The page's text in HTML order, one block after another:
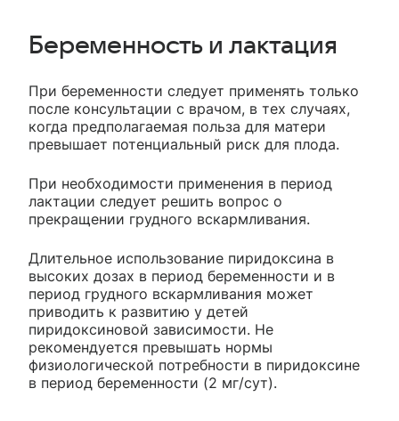
Беременность и лактация
При беременности следует применять только
после консультации с врачом, в тех случаях,
когда предполагаемая польза для матери
превышает потенциальный риск для плода.
При необходимости применения в период
лактации следует решить вопрос о
прекращении грудного вскармливания.
Длительное использование пиридоксина в
высоких дозах в период беременности и в
период грудного вскармливания может
приводить к развитию у детей
пиридоксиновой зависимости. Не
рекомендуется превышать нормы
физиологической потребности в пиридоксине
в период беременности (2 мг/сут).